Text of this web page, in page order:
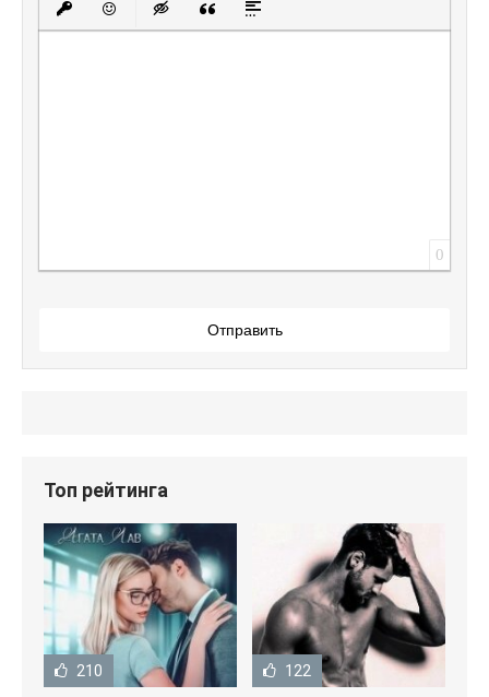
Вставить защищенную ссылку
Вставить смайлик
Вставка скрытого текста
Вставка цитаты
Вставка спойлера
0
Отправить
Топ рейтинга
210 122